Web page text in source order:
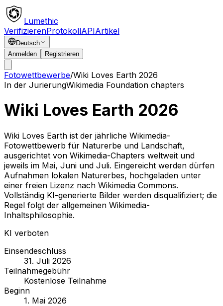
Lumethic
VerifizierenProtokollAPIArtikel
Deutsch
Anmelden
Registrieren
Fotowettbewerbe/Wiki Loves Earth 2026
In der JurierungWikimedia Foundation chapters
Wiki Loves Earth 2026
Wiki Loves Earth ist der jährliche Wikimedia-
Fotowettbewerb für Naturerbe und Landschaft,
ausgerichtet von Wikimedia-Chapters weltweit und
jeweils im Mai, Juni und Juli. Eingereicht werden dürfen
Aufnahmen lokalen Naturerbes, hochgeladen unter
einer freien Lizenz nach Wikimedia Commons.
Vollständig KI-generierte Bilder werden disqualifiziert; die
Regel folgt der allgemeinen Wikimedia-
Inhaltsphilosophie.
KI verboten
Einsendeschluss
31. Juli 2026
Teilnahmegebühr
Kostenlose Teilnahme
Beginn
1. Mai 2026